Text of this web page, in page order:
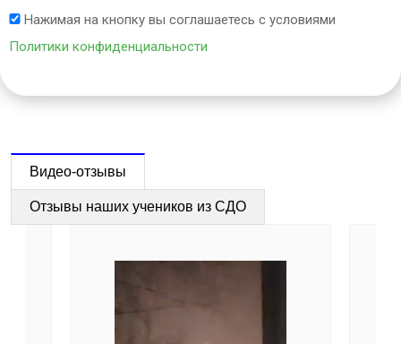
Нажимая на кнопку вы соглашаетесь с условиями
Политики конфиденциальности
Видео-отзывы
Отзывы наших учеников из СДО